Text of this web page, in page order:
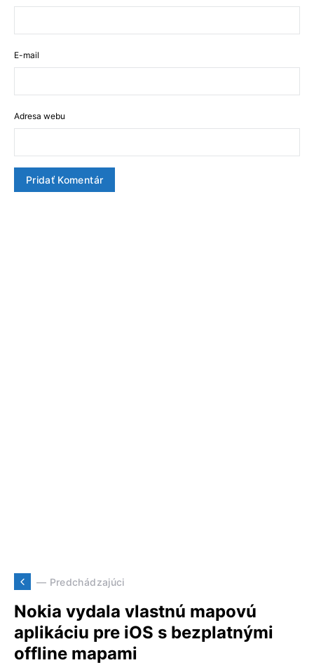
E-mail
Adresa webu
— Predchádzajúci
Nokia vydala vlastnú mapovú
aplikáciu pre iOS s bezplatnými
offline mapami